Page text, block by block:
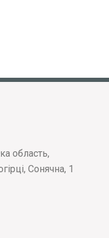
область,
Сонячна, 1